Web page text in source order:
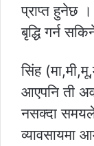
प्राप्त हुनेछ ।
बृद्धि गर्न
सिंह
आएपनि ती
नसक्दा समयले
व्यावसायमा